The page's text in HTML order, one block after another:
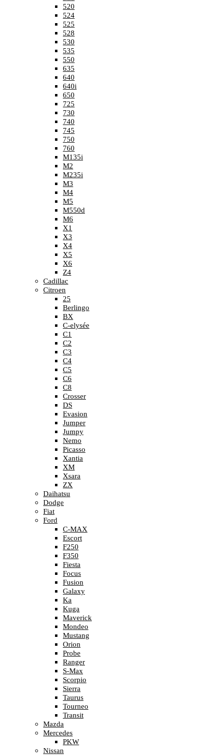
520
524
525
528
530
535
550
635
640
640i
650
725
730
740
745
750
760
M135i
M2
M235i
M3
M4
M5
M550d
M6
X1
X3
X4
X5
X6
Z4
Cadillac
Citroen
25
Berlingo
BX
C-elysée
C1
C2
C3
C4
C5
C6
C8
Crosser
DS
Evasion
Jumper
Jumpy
Nemo
Picasso
Xantia
XM
Xsara
ZX
Daihatsu
Dodge
Fiat
Ford
C-MAX
Escort
F250
F350
Fiesta
Focus
Fusion
Galaxy
Ka
Kuga
Maverick
Mondeo
Mustang
Orion
Probe
Ranger
S-Max
Scorpio
Sierra
Taurus
Tourneo
Transit
Mazda
Mercedes
PKW
Nissan